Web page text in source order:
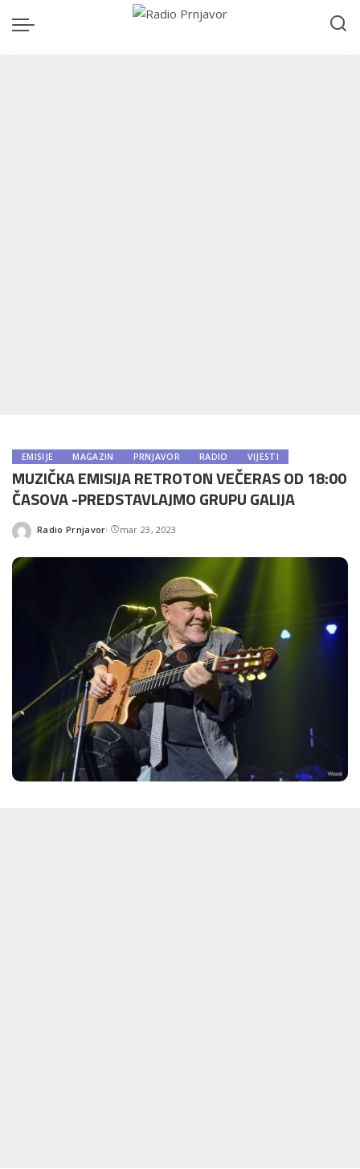
EMISIJE MAGAZIN PRNJAVOR RADIO VIJESTI
MUZIČKA EMISIJA RETROTON VEČERAS OD 18:00
ČASOVA -PREDSTAVLAJMO GRUPU GALIJA
Posted
Radio Prnjavor mar 23, 2023